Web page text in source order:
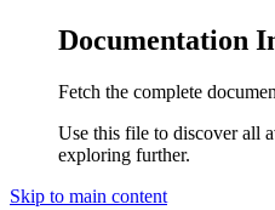
Documentation
Fetch the complete
Use this file to discover all
exploring further.
Skip to main content